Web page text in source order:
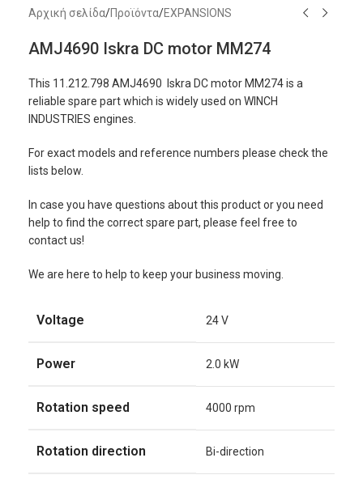
Αρχική σελίδα/Προϊόντα/EXPANSIONS
AMJ4690 Iskra DC motor MM274
This 11.212.798 AMJ4690 Iskra DC motor MM274 is a
reliable spare part which is widely used on WINCH
INDUSTRIES engines.
For exact models and reference numbers please check the
lists below.
In case you have questions about this product or you need
help to find the correct spare part, please feel free to
contact us!
We are here to help to keep your business moving.
Voltage 24 V
Power 2.0 kW
Rotation speed 4000 rpm
Rotation direction Bi-direction